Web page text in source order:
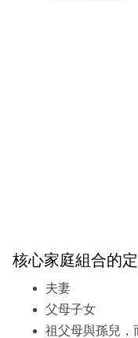
核心家庭組合的
夫妻
父母子女
祖父母與孫兒，